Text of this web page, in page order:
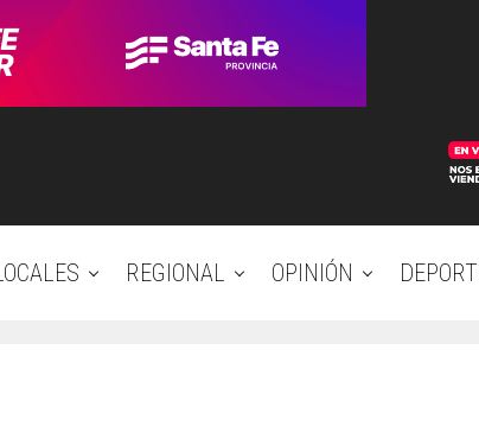
REGIONAL OPINIÓN